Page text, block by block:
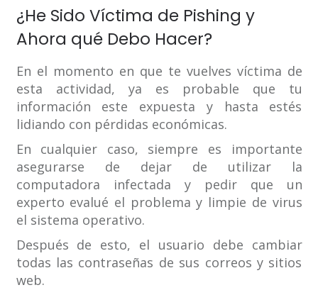
¿He Sido Víctima de Pishing y
Ahora qué Debo Hacer?
En el momento en que te vuelves víctima de
esta actividad, ya es probable que tu
información este expuesta y hasta estés
lidiando con pérdidas económicas.
En cualquier caso, siempre es importante
asegurarse de dejar de utilizar la
computadora infectada y pedir que un
experto evalué el problema y limpie de virus
el sistema operativo.
Después de esto, el usuario debe cambiar
todas las contraseñas de sus correos y sitios
web.